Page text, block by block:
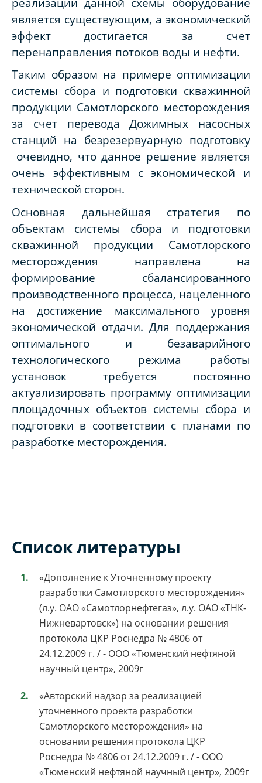
является существующим, а экономический
эффект достигается за счет
перенаправления потоков воды и нефти.
Таким образом на примере оптимизации
системы сбора и подготовки скважинной
продукции Самотлорского месторождения
за счет перевода Дожимных насосных
станций на безрезервуарную подготовку
очевидно, что данное решение является
очень эффективным с экономической и
технической сторон.
Основная дальнейшая стратегия по
объектам системы сбора и подготовки
скважинной продукции Самотлорского
месторождения направлена на
формирование сбалансированного
производственного процесса, нацеленного
на достижение максимального уровня
экономической отдачи. Для поддержания
оптимального и безаварийного
технологического режима работы
установок требуется постоянно
актуализировать программу оптимизации
площадочных объектов системы сбора и
подготовки в соответствии с планами по
разработке месторождения.
Список литературы
«Дополнение к Уточненному проекту
разработки Самотлорского месторождения»
(л.у. ОАО «Самотлорнефтегаз», л.у. ОАО «ТНК-
Нижневартовск») на основании решения
протокола ЦКР Роснедра № 4806 от
24.12.2009 г. / - ООО «Тюменский нефтяной
научный центр», 2009г
«Авторский надзор за реализацией
уточненного проекта разработки
Самотлорского месторождения» на
основании решения протокола ЦКР
Роснедра № 4806 от 24.12.2009 г. / - ООО
«Тюменский нефтяной научный центр», 2009г